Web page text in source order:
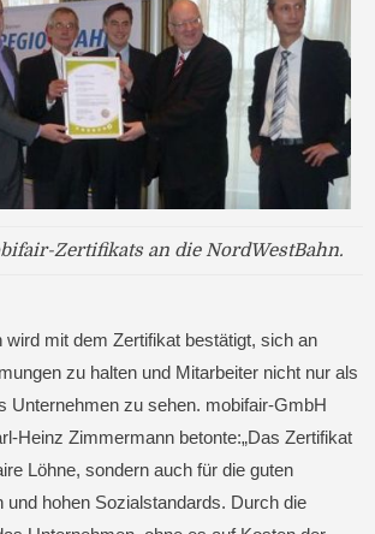
Zertifikats an die NordWestBahn.
wird mit dem Zertifikat bestätigt, sich an
zu halten und Mitarbeiter nicht nur als
Unternehmen zu sehen. mobifair-GmbH
Heinz Zimmermann betonte:„Das Zertifikat
Löhne, sondern auch für die guten
und hohen Sozialstandards. Durch die